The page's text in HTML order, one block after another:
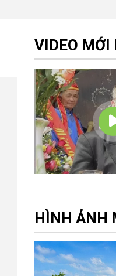
VIDEO MỚI
HÌNH ẢNH